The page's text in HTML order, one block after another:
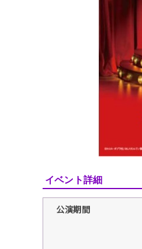
イベント詳細
公演期間